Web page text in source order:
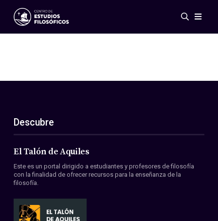
Eventos
ES
EN
Acerca de nosotros
Miembros
Convenios
Descubre
El Talón de Aquiles
Este es un portal dirigido a estudiantes y profesores de filosofía
con la finalidad de ofrecer recursos para la enseñanza de la
filosofía.